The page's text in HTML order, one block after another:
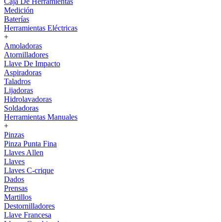
Medición
Baterías
Herramientas Eléctricas
+
Amoladoras
Atornilladores
Llave De Impacto
Aspiradoras
Taladros
Lijadoras
Hidrolavadoras
Soldadoras
Herramientas Manuales
+
Pinzas
Pinza Punta Fina
Llaves Allen
Llaves
Llaves C-crique
Dados
Prensas
Martillos
Destornilladores
Llave Francesa